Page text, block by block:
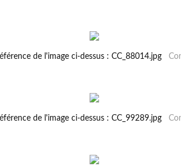
de l'image ci-dessus : CC_88014.jpg
de l'image ci-dessus : CC_99289.jpg